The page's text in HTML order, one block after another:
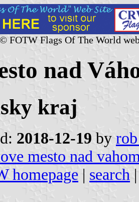
FOTW Flags Of The World
nad
kraj
2018-12-19 by
mesto nad
homepage | search